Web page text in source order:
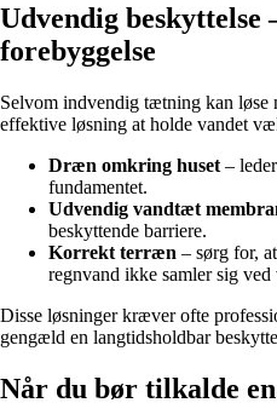
Udvendig beskyttelse
forebyggelse
Selvom indvendig tætning kan løse
effektive løsning at holde vandet
Dræn omkring huset –
fundamentet.
Udvendig vandtæt
beskyttende barriere.
Korrekt terræn – sørg for,
regnvand ikke samler sig
Disse løsninger kræver ofte
gengæld en langtidsholdbar
Når du bør tilkalde